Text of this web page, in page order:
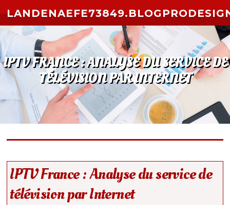
IPTV FRANCE : ANALYSE DU SERVICE DE
TÉLÉVISION PAR INTERNET
IPTV France : Analyse du service de
télévision par Internet